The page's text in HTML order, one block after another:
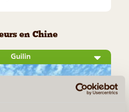
en Chine
Guilin